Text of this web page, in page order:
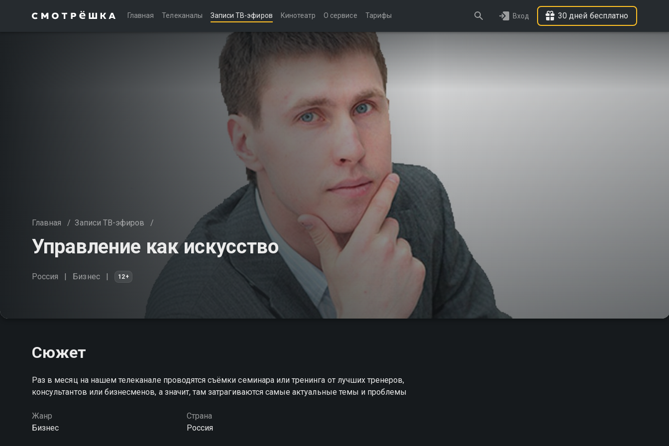
Главная Телеканалы Записи ТВ-эфиров Кинотеатр О сервисе Тарифы Вход 30 дней бесплатно
Главная / Записи ТВ-эфиров /
Управление как искусство
Россия Бизнес 12+
Сюжет
Раз в месяц на нашем телеканале проводятся съёмки семинара или тренинга от лучших тренеров,
консультантов или бизнесменов, а значит, там затрагиваются самые актуальные темы и проблемы
Жанр
Бизнес
Страна
Россия